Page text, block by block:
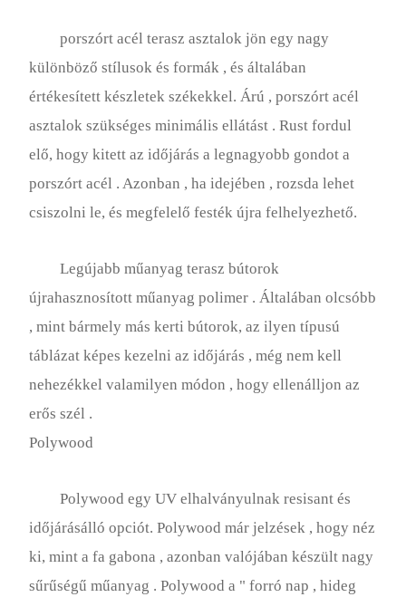
porszórt acél terasz asztalok jön egy nagy
különböző stílusok és formák , és általában
értékesített készletek székekkel. Árú , porszórt acél
asztalok szükséges minimális ellátást . Rust fordul
elő, hogy kitett az időjárás a legnagyobb gondot a
porszórt acél . Azonban , ha idejében , rozsda lehet
csiszolni le, és megfelelő festék újra felhelyezhető.
Legújabb műanyag terasz bútorok
újrahasznosított műanyag polimer . Általában olcsóbb
, mint bármely más kerti bútorok, az ilyen típusú
táblázat képes kezelni az időjárás , még nem kell
nehezékkel valamilyen módon , hogy ellenálljon az
erős szél .
Polywood
Polywood egy UV elhalványulnak resisant és
időjárásálló opciót. Polywood már jelzések , hogy néz
ki, mint a fa gabona , azonban valójában készült nagy
sűrűségű műanyag . Polywood a " forró nap , hideg